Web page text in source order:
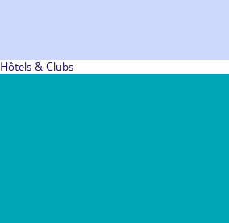
Hôtels & Clubs